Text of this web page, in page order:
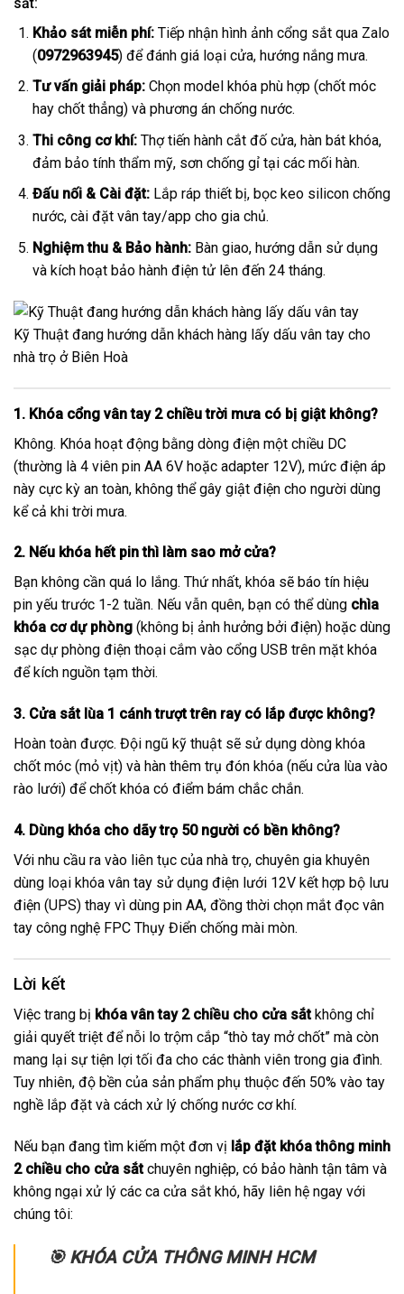
Khảo sát miễn phí:Tiếp nhận hình ảnh cổng sắt qua Zalo
(0972963945) để đánh giá loại cửa, hướng nắng mưa.
Tư vấn giải pháp:Chọn model khóa phù hợp (chốt móc
hay chốt thẳng) và phương án chống nước.
Thi công cơ khí:Thợ tiến hành cắt đố cửa, hàn bát khóa,
đảm bảo tính thẩm mỹ, sơn chống gỉ tại các mối hàn.
Đấu nối & Cài đặt:Lắp ráp thiết bị, bọc keo silicon chống
nước, cài đặt vân tay/app cho gia chủ.
Nghiệm thu & Bảo hành:Bàn giao, hướng dẫn sử dụng
và kích hoạt bảo hành điện tử lên đến 24 tháng.
Kỹ Thuật đang hướng dẫn khách hàng lấy dấu vân tay cho
nhà trọ ở Biên Hoà
1. Khóa cổng vân tay 2 chiều trời mưa có bị giật không?
Không. Khóa hoạt động bằng dòng điện một chiều DC
(thường là 4 viên pin AA 6V hoặc adapter 12V), mức điện áp
này cực kỳ an toàn, không thể gây giật điện cho người dùng
kể cả khi trời mưa.
2. Nếu khóa hết pin thì làm sao mở cửa?
Bạn không cần quá lo lắng. Thứ nhất, khóa sẽ báo tín hiệu
pin yếu trước 1-2 tuần. Nếu vẫn quên, bạn có thể dùng chìa
khóa cơ dự phòng (không bị ảnh hưởng bởi điện) hoặc dùng
sạc dự phòng điện thoại cắm vào cổng USB trên mặt khóa
để kích nguồn tạm thời.
3. Cửa sắt lùa 1 cánh trượt trên ray có lắp được không?
Hoàn toàn được. Đội ngũ kỹ thuật sẽ sử dụng dòng khóa
chốt móc (mỏ vịt) và hàn thêm trụ đón khóa (nếu cửa lùa vào
rào lưới) để chốt khóa có điểm bám chắc chắn.
4. Dùng khóa cho dãy trọ 50 người có bền không?
Với nhu cầu ra vào liên tục của nhà trọ, chuyên gia khuyên
dùng loại khóa vân tay sử dụng điện lưới 12V kết hợp bộ lưu
điện (UPS) thay vì dùng pin AA, đồng thời chọn mắt đọc vân
tay công nghệ FPC Thụy Điển chống mài mòn.
Lời kết
Việc trang bị khóa vân tay 2 chiều cho cửa sắtkhông chỉ
giải quyết triệt để nỗi lo trộm cắp “thò tay mở chốt” mà còn
mang lại sự tiện lợi tối đa cho các thành viên trong gia đình.
Tuy nhiên, độ bền của sản phẩm phụ thuộc đến 50% vào tay
nghề lắp đặt và cách xử lý chống nước cơ khí.
Nếu bạn đang tìm kiếm một đơn vị lắp đặt khóa thông minh
2 chiều cho cửa sắtchuyên nghiệp, có bảo hành tận tâm và
không ngại xử lý các ca cửa sắt khó, hãy liên hệ ngay với
chúng tôi:
🎯 KHÓA CỬA THÔNG MINH HCM